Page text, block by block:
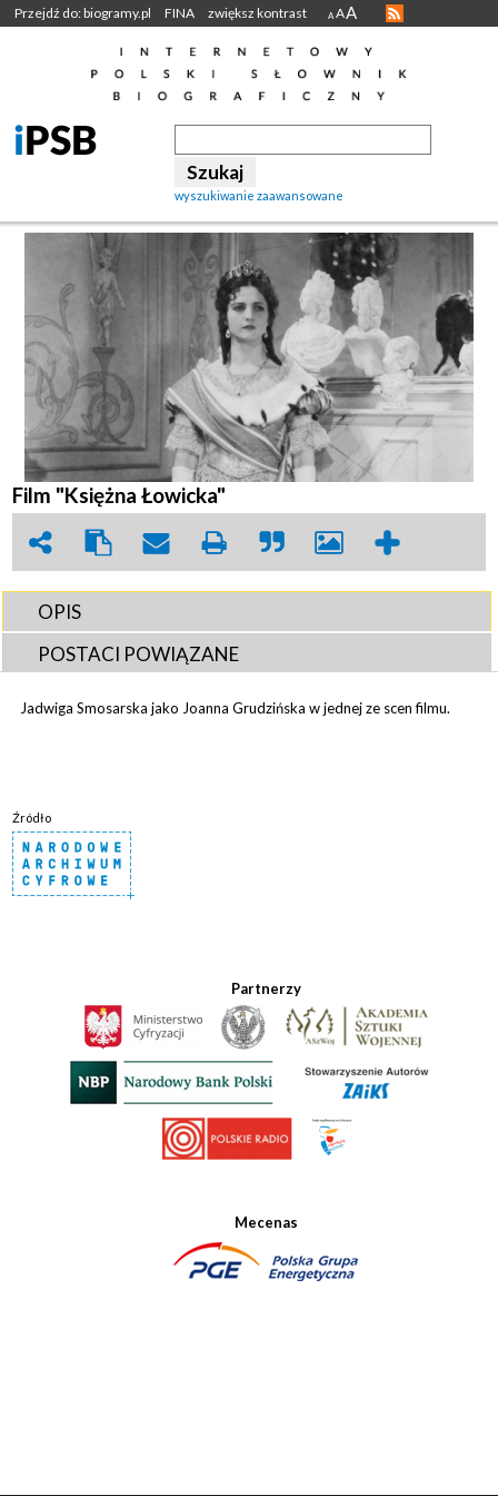
Przejdź do: biogramy.pl FINA zwiększ kontrast A AA
wyszukiwanie zaawansowane
Film "Księżna Łowicka"
OPIS
POSTACI POWIĄZANE
Jadwiga Smosarska jako Joanna Grudzińska w jednej ze scen filmu.
Źródło
Partnerzy
Mecenas